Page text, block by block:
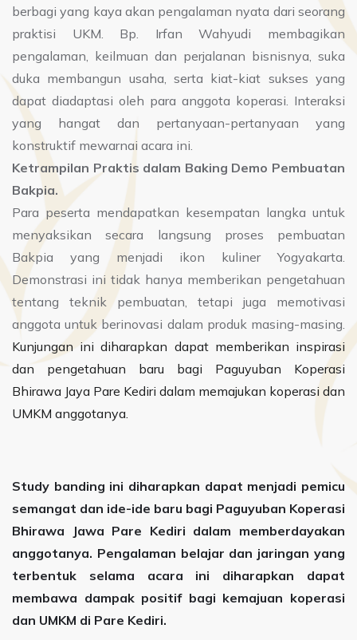
berbagi yang kaya akan pengalaman nyata dari seorang
praktisi UKM. Bp. Irfan Wahyudi membagikan
pengalaman, keilmuan dan perjalanan bisnisnya, suka
duka membangun usaha, serta kiat-kiat sukses yang
dapat diadaptasi oleh para anggota koperasi. Interaksi
yang hangat dan pertanyaan-pertanyaan yang
konstruktif mewarnai acara ini.
Ketrampilan Praktis dalam Baking Demo Pembuatan
Bakpia.
Para peserta mendapatkan kesempatan langka untuk
menyaksikan secara langsung proses pembuatan
Bakpia yang menjadi ikon kuliner Yogyakarta.
Demonstrasi ini tidak hanya memberikan pengetahuan
tentang teknik pembuatan, tetapi juga memotivasi
anggota untuk berinovasi dalam produk masing-masing.
Kunjungan ini diharapkan dapat memberikan inspirasi
dan pengetahuan baru bagi Paguyuban Koperasi
Bhirawa Jaya Pare Kediri dalam memajukan koperasi dan
UMKM anggotanya.
Study banding ini diharapkan dapat menjadi pemicu
semangat dan ide-ide baru bagi Paguyuban Koperasi
Bhirawa Jawa Pare Kediri dalam memberdayakan
anggotanya. Pengalaman belajar dan jaringan yang
terbentuk selama acara ini diharapkan dapat
membawa dampak positif bagi kemajuan koperasi
dan UMKM di Pare Kediri.